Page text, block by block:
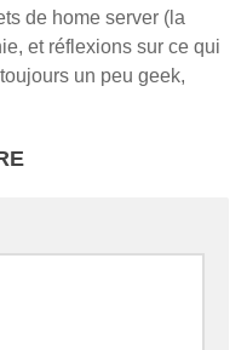
de home server (la
et réflexions sur ce qui
un peu geek,